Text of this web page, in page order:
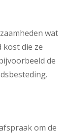
wat
kost die ze
de
om de